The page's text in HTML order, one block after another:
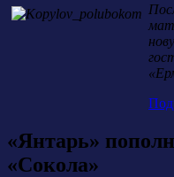
«Янтарь»
«Сокола»